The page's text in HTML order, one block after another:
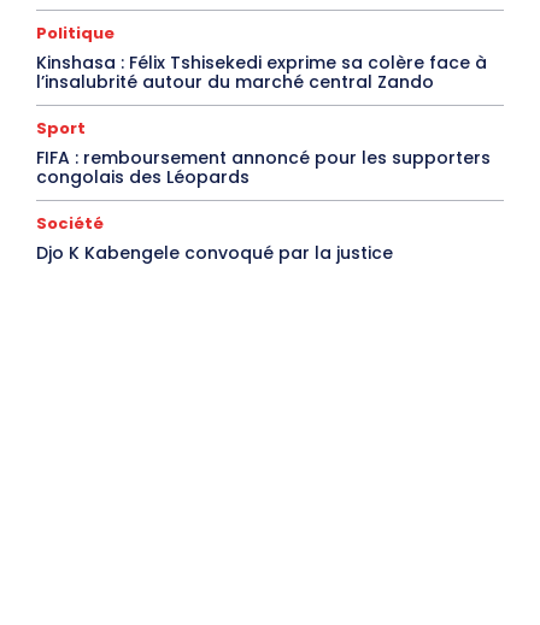
Politique
Kinshasa : Félix Tshisekedi exprime sa colère face à
l’insalubrité autour du marché central Zando
Sport
FIFA : remboursement annoncé pour les supporters
congolais des Léopards
Société
Djo K Kabengele convoqué par la justice